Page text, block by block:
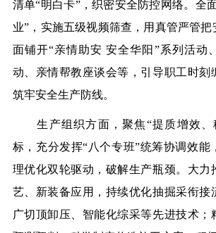
清单“明白卡”，织密安全防控网络。全
业”，实施五级视频筛查，用真管严管
面铺开“亲情助安 安全华阳”系列活动
动、亲情帮教座谈会等，引导职工时刻
筑牢安全生产防线。
生产组织方面，聚焦“提质增效、
标，充分发挥“八个专班”统筹协调效能
理优化双轮驱动，破解生产瓶颈。大力
艺、新装备应用，持续优化抽掘采衔接
广切顶卸压、智能化综采等先进技术；